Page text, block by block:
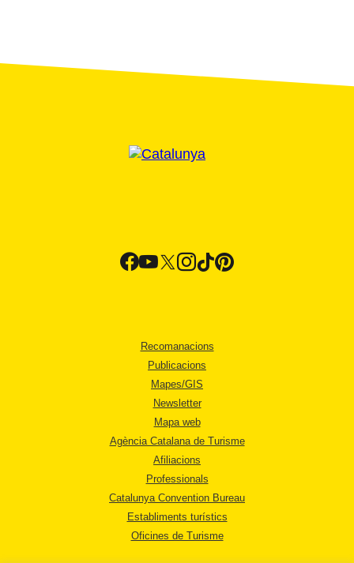
Recomanacions
Publicacions
Mapes/GIS
Newsletter
Mapa web
Agència Catalana de Turisme
Afiliacions
Professionals
Catalunya Convention Bureau
Establiments turístics
Oficines de Turisme